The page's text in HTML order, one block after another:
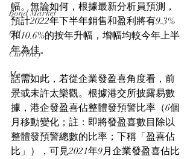
Bond Market
Oil
Currency
Macro
幅。無論如何，根據最新分析員預測，
預計2022年下半年銷售和盈利將有9.3%
和10.6%的按年升幅，增幅均較今年上半
年為佳。
話需如此，若從企業發盈喜角度看，前
景或未許太樂觀。根據港交所披露易數
據，港企發盈喜佔整體發預警比率（6個
月移動變化；註：即將發盈喜數目除以
整體發預警總數的比率；下稱「盈喜佔
比」），可見2021年9月企業發盈喜佔比